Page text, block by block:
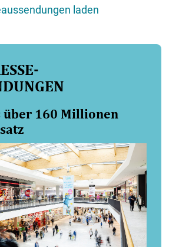
laden
über 160 Millionen